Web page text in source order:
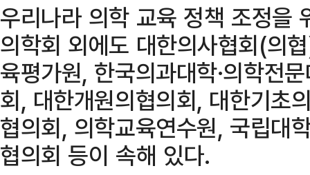
우리나라 의학 교육 정책 조정을
의학회 외에도 대한의사협회(의
육평가원, 한국의과대학·의학전
회, 대한개원의협의회, 대한기초
협의회, 의학교육연수원, 국립대
협의회 등이 속해 있다.